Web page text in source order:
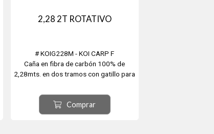
2,28 2T ROTATIVO
# KOIG228M - KOI CARP F
Caña en fibra de carbón 100% de
2,28mts. en dos tramos con gatillo para
Comprar